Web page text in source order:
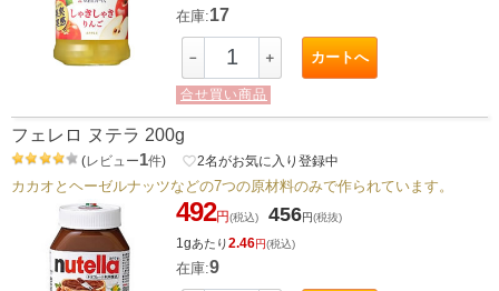
在庫:17
－ ＋ カートへ
合せ買い商品
フェレロ ヌテラ 200g
(レビュー1件) favorite_border2名がお気に入り登録中
カカオとヘーゼルナッツなどの7つの原材料のみで作られています。
492円(税込) 456円(税抜)
1gあたり2.46円(税込)
在庫:9